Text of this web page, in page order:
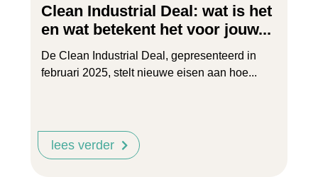
Clean Industrial Deal: wat is het
en wat betekent het voor jouw...
De Clean Industrial Deal, gepresenteerd in
februari 2025, stelt nieuwe eisen aan hoe...
lees verder